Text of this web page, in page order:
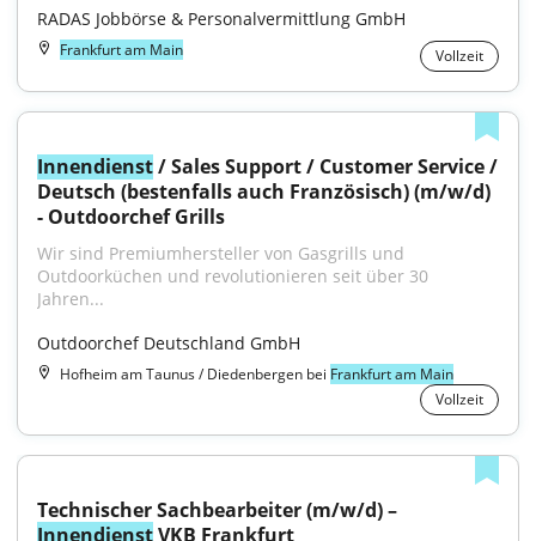
RADAS Jobbörse & Personalvermittlung GmbH
Frankfurt am Main Vollzeit
Innendienst / Sales Support / Customer Service /
Deutsch (bestenfalls auch Französisch) (m/w/d)
- Outdoorchef Grills
Wir sind Premiumhersteller von Gasgrills und
Outdoorküchen und revolutionieren seit über 30
Jahren...
Outdoorchef Deutschland GmbH
Hofheim am Taunus / Diedenbergen bei Frankfurt am Main
Vollzeit
Innendienst VKB Frankfurt